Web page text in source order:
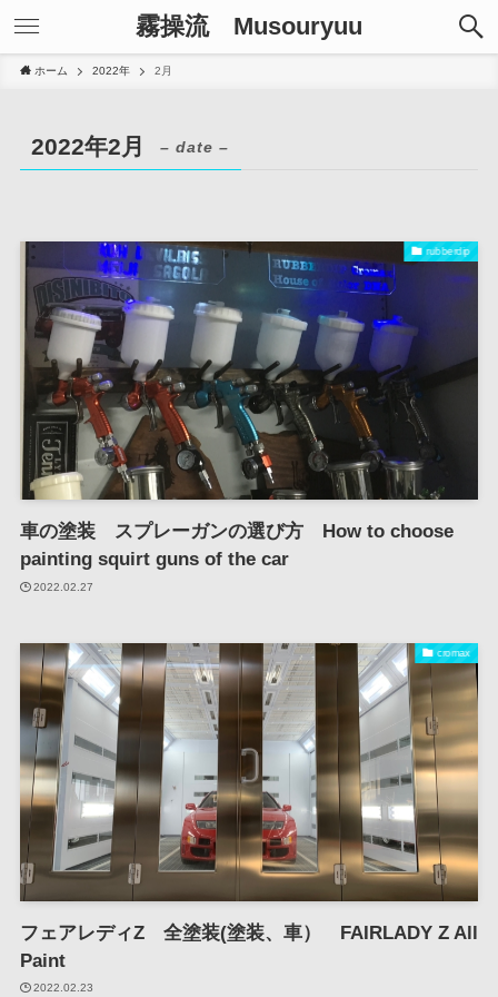
霧操流 Musouryuu
ホーム 2022年 2月
2022年2月 – date –
rubberdip
車の塗装 スプレーガンの選び方 How to choose
painting squirt guns of the car
2022.02.27
cromax
フェアレディZ 全塗装(塗装、車） FAIRLADY Z All
Paint
2022.02.23